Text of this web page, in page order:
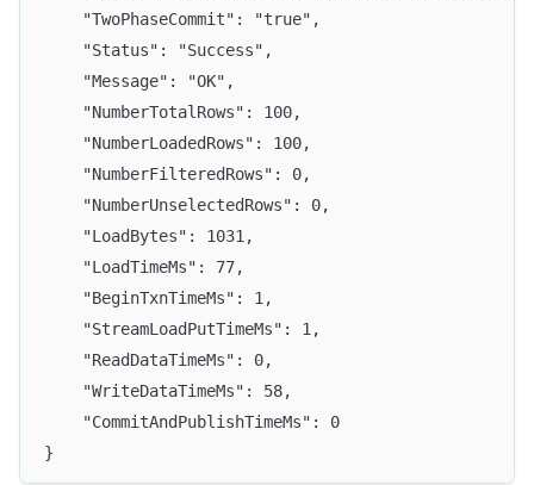
    "TwoPhaseCommit": "true",
    "Status": "Success",
    "Message": "OK",
    "NumberTotalRows": 100,
    "NumberLoadedRows": 100,
    "NumberFilteredRows": 0,
    "NumberUnselectedRows": 0,
    "LoadBytes": 1031,
    "LoadTimeMs": 77,
    "BeginTxnTimeMs": 1,
    "StreamLoadPutTimeMs": 1,
    "ReadDataTimeMs": 0,
    "WriteDataTimeMs": 58,
    "CommitAndPublishTimeMs": 0
}